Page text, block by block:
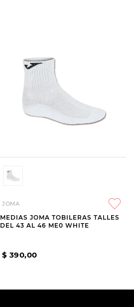
JOMA
MEDIAS JOMA TOBILERAS TALLES
DEL 43 AL 46 ME0 WHITE
$ 390,00